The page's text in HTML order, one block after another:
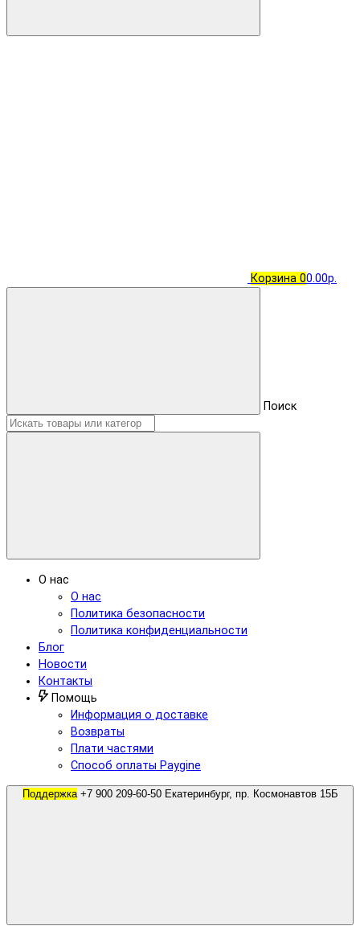
Корзина 00.00р.
Поиск
О нас
О нас
Политика безопасности
Политика конфиденциальности
Блог
Новости
Контакты
Помощь
Информация о доставке
Возвраты
Плати частями
Способ оплаты Paygine
Поддержка